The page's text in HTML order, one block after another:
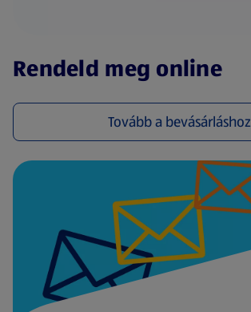
Rendeld meg online
Tovább a bevásárláshoz
(új oldalon